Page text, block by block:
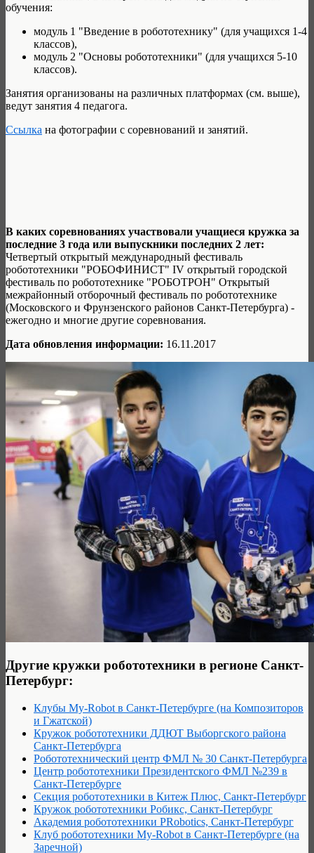
обучения:
модуль 1 "Введение в робототехнику" (для учащихся 1-4
классов),
модуль 2 "Основы робототехники" (для учащихся 5-10
классов).
Занятия организованы на различных платформах (см. выше),
ведут занятия 4 педагога.
Ссылка на фотографии с соревнований и занятий.
В каких соревнованиях участвовали учащиеся кружка за
последние 3 года или выпускники последних 2 лет:
Четвертый открытый международный фестиваль
робототехники "РОБОФИНИСТ" IV открытый городской
фестиваль по робототехнике "РОБОТРОН" Открытый
межрайонный отборочный фестиваль по робототехнике
(Московского и Фрунзенского районов Санкт-Петербурга) -
ежегодно и многие другие соревнования.
Дата обновления информации: 16.11.2017
Другие кружки робототехники в регионе Санкт-
Петербург:
Клубы My-Robot в Санкт-Петербурге (на Композиторов
и Гжатской)
Кружок робототехники ДДЮТ Выборгского района
Санкт-Петербурга
Робототехнический центр ФМЛ № 30 Санкт-Петербурга
Центр робототе­хники Президентского ФМЛ №239 в
Санкт-Петербурге
Секция робототехники в Китеж Плюс, Санкт-Петербург
Кружок робототехники Робикс, Санкт-Петербург
Академия робототехники PRobotics, Санкт-Петербург
Клуб робототехники My-Robot в Санкт-Петербурге (на
Заречной)